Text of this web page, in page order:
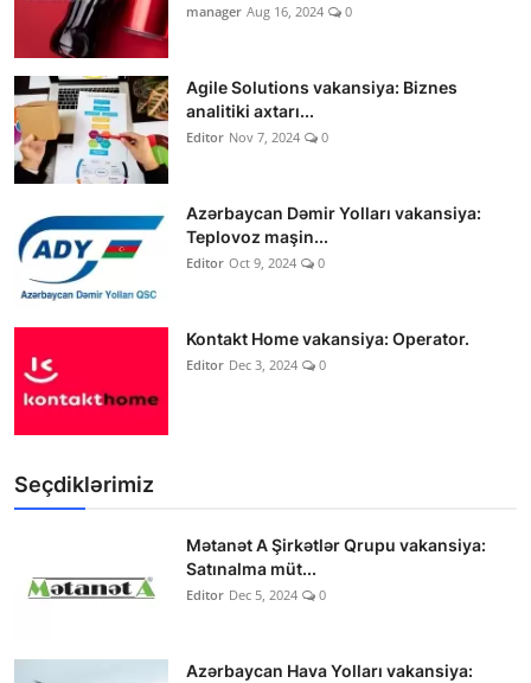
manager Aug 16, 2024 0
Agile Solutions vakansiya: Biznes
analitiki axtarı...
Editor Nov 7, 2024 0
Azərbaycan Dəmir Yolları vakansiya:
Teplovoz maşin...
Editor Oct 9, 2024 0
Kontakt Home vakansiya: Operator.
Editor Dec 3, 2024 0
Seçdiklərimiz
Mətanət A Şirkətlər Qrupu vakansiya:
Satınalma müt...
Editor Dec 5, 2024 0
Azərbaycan Hava Yolları vakansiya: